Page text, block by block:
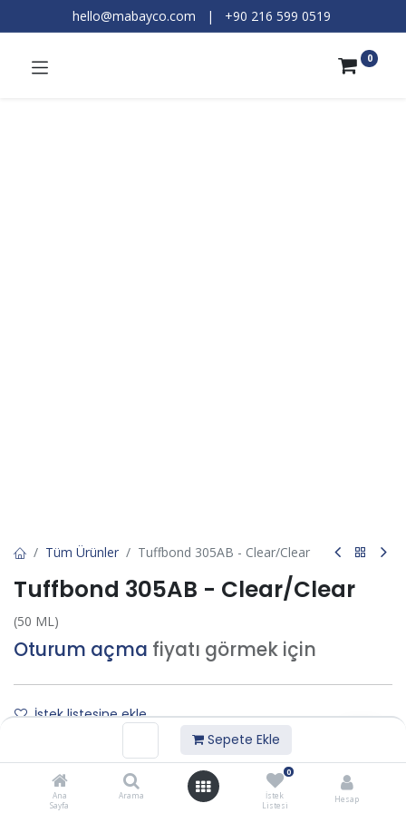
Sepete Ekle
Ana
Sayfa
Arama
0
İstek
Listesi
Hesap
hello@mabayco.com | +90 216 599 0519​
0
Tüm Ürünler Tuffbond 305AB - Clear/Clear
Tuffbond 305AB - Clear/Clear
(50 ML)
Oturum açma fiyatı görmek için
İstek listesine ekle
Bize Ulaşın